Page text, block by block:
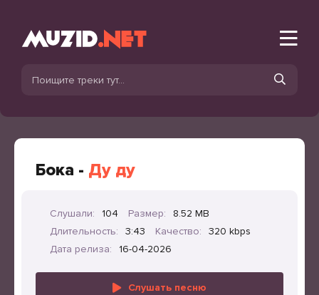
Бока - Ду ду
Слушали: 104 Размер:
8.52 MB
Длительность:
3:43 Качество:
320 kbps
Дата релиза:
16-04-2026
Слушать песню